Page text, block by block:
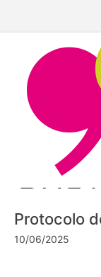
Protocolo
10/06/2025